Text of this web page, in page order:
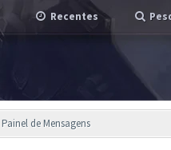
Recentes
Painel de Mensagens